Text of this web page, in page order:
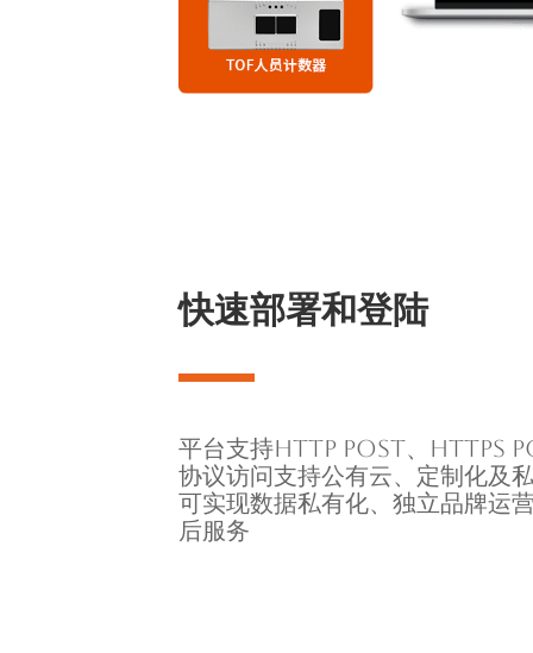
快速部署和登陆
平台支持HTTP POST、HTTPS
协议访问支持公有云、定制化及
可实现数据私有化、独立品牌运
后服务